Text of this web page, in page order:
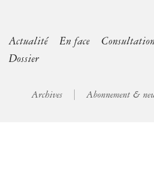
s
Actualité En face
Dossier
Archives Abonnement &